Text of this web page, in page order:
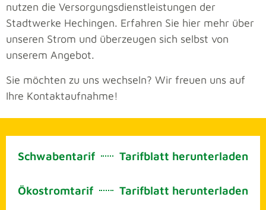
nutzen die Versorgungsdienstleistungen der
Stadtwerke Hechingen. Erfahren Sie hier mehr über
unseren Strom und überzeugen sich selbst von
unserem Angebot.
Sie möchten zu uns wechseln? Wir freuen uns auf
Ihre Kontaktaufnahme!
Schwabentarif Tarifblatt herunterladen
Ökostromtarif Tarifblatt herunterladen